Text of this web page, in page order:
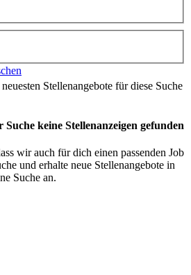
Stellenangebote für diese Suche
keine Stellenanzeigen gefunden
wir auch für dich einen passenden Job
und erhalte neue Stellenangebote in
Suche an.